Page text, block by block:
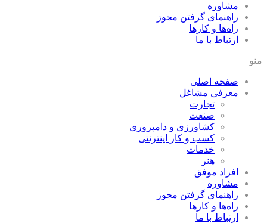
مشاوره
راهنمای گرفتن مجوز
راه‌ها و كارها
ارتباط با ما
منو
صفحه اصلی
معرفی مشاغل
تجارت
صنعت
كشاورزی و دامپروری
كسب و كار اينترنتی
خدمات
هنر
افراد موفق
مشاوره
راهنمای گرفتن مجوز
راه‌ها و كارها
ارتباط با ما